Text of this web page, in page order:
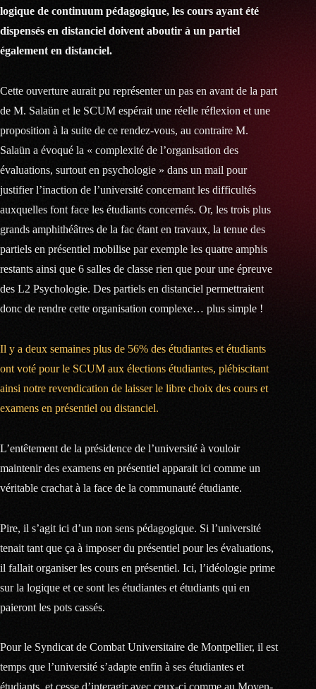
logique de continuum pédagogique, les cours ayant été
dispensés en distanciel doivent aboutir à un partiel
également en distanciel.
Cette ouverture aurait pu représenter un pas en avant de la part
de M. Salaün et le SCUM espérait une réelle réflexion et une
proposition à la suite de ce rendez-vous, au contraire M.
Salaün a évoqué la « complexité de l’organisation des
évaluations, surtout en psychologie » dans un mail pour
justifier l’inaction de l’université concernant les difficultés
auxquelles font face les étudiants concernés. Or, les trois plus
grands amphithéâtres de la fac étant en travaux, la tenue des
partiels en présentiel mobilise par exemple les quatre amphis
restants ainsi que 6 salles de classe rien que pour une épreuve
des L2 Psychologie. Des partiels en distanciel permettraient
donc de rendre cette organisation complexe… plus simple !
Il y a deux semaines plus de 56% des étudiantes et étudiants
ont voté pour le SCUM aux élections étudiantes, plébiscitant
ainsi notre revendication de laisser le libre choix des cours et
examens en présentiel ou distanciel.
L’entêtement de la présidence de l’université à vouloir
maintenir des examens en présentiel apparait ici comme un
véritable crachat à la face de la communauté étudiante.
Pire, il s’agit ici d’un non sens pédagogique. Si l’université
tenait tant que ça à imposer du présentiel pour les évaluations,
il fallait organiser les cours en présentiel. Ici, l’idéologie prime
sur la logique et ce sont les étudiantes et étudiants qui en
paieront les pots cassés.
Pour le Syndicat de Combat Universitaire de Montpellier, il est
temps que l’université s’adapte enfin à ses étudiantes et